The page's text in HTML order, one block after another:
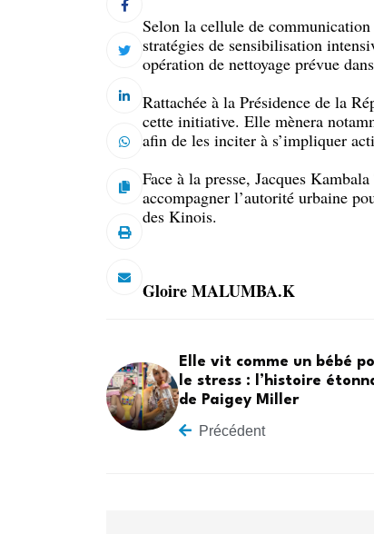
Selon la cellule de
stratégies de sensibilisation
opération de nettoyage prévue
Rattachée à la Présidence de la
cette initiative. Elle mènera
afin de les inciter à s’impliquer
Face à la presse, Jacques
accompagner l’autorité urbaine
des Kinois.
Gloire MALUMBA.K
Elle vit comme un bébé
le stress : l’histoire
de Paigey Miller
Précédent